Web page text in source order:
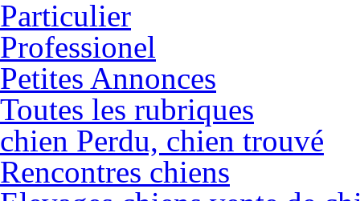
Particulier
Professionel
Petites Annonces
Toutes les rubriques
chien Perdu, chien trouvé
Rencontres chiens